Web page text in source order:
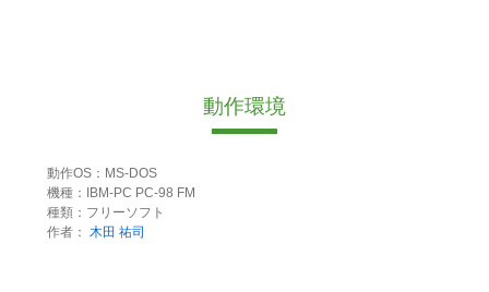
動作環境
動作OS：MS-DOS
機種：IBM-PC PC-98 FM
種類：フリーソフト
作者： 木田 祐司